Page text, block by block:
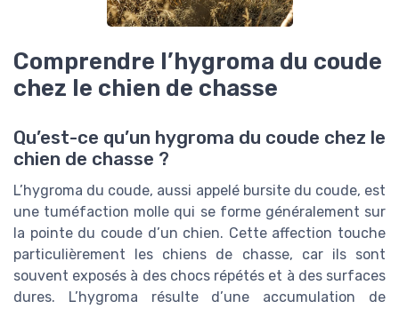
Comprendre l’hygroma du coude
chez le chien de chasse
Qu’est-ce qu’un hygroma du coude chez le
chien de chasse ?
L’hygroma du coude, aussi appelé bursite du coude, est
une tuméfaction molle qui se forme généralement sur
la pointe du coude d’un chien. Cette affection touche
particulièrement les chiens de chasse, car ils sont
souvent exposés à des chocs répétés et à des surfaces
dures. L’hygroma résulte d’une accumulation de